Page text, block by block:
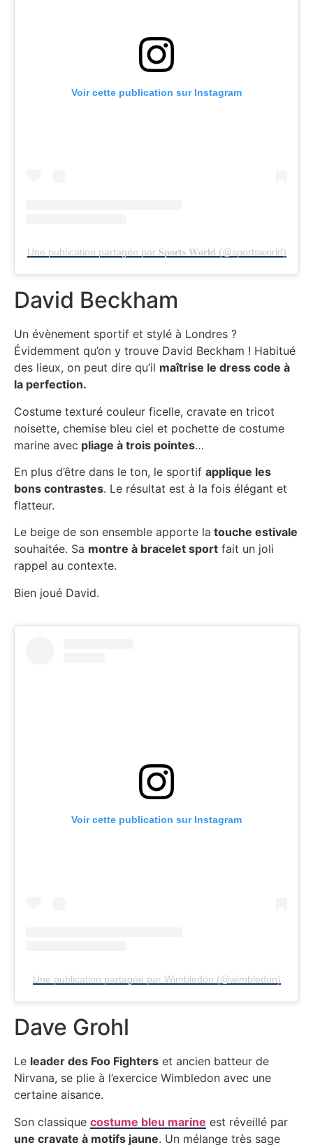
David Beckham
Un évènement sportif et stylé à Londres ?
Évidemment qu’on y trouve David Beckham ! Habitué
des lieux, on peut dire qu’il maîtrise le dress code à
la perfection.
Costume texturé couleur ficelle, cravate en tricot
noisette, chemise bleu ciel et pochette de costume
marine avec pliage à trois pointes…
En plus d’être dans le ton, le sportif applique les
bons contrastes. Le résultat est à la fois élégant et
flatteur.
Le beige de son ensemble apporte la touche estivale
souhaitée. Sa montre à bracelet sport fait un joli
rappel au contexte.
Bien joué David.
Voir cette publication sur Instagram
Une publication partagée par 𝐒𝐩𝐨𝐫𝐭𝐬 𝐖𝐨𝐫𝐥𝐝 (@sportsworld)
Voir cette publication sur Instagram
Une publication partagée par Wimbledon (@wimbledon)
Dave Grohl
Le leader des Foo Fighters et ancien batteur de
Nirvana, se plie à l’exercice Wimbledon avec une
certaine aisance.
Son classique costume bleu marine est réveillé par
une cravate à motifs jaune. Un mélange très sage